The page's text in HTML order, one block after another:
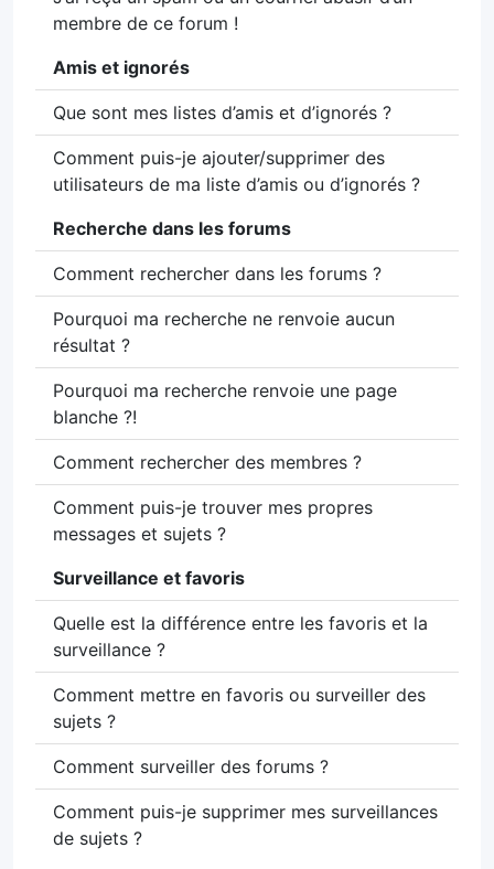
membre de ce forum !
Amis et ignorés
Que sont mes listes d’amis et d’ignorés ?
Comment puis-je ajouter/supprimer des
utilisateurs de ma liste d’amis ou d’ignorés ?
Recherche dans les forums
Comment rechercher dans les forums ?
Pourquoi ma recherche ne renvoie aucun
résultat ?
Pourquoi ma recherche renvoie une page
blanche ?!
Comment rechercher des membres ?
Comment puis-je trouver mes propres
messages et sujets ?
Surveillance et favoris
Quelle est la différence entre les favoris et la
surveillance ?
Comment mettre en favoris ou surveiller des
sujets ?
Comment surveiller des forums ?
Comment puis-je supprimer mes surveillances
de sujets ?